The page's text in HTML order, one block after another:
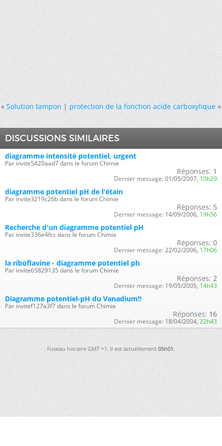
« Solution tampon|protection de la fonction acide carboxylique »
DISCUSSIONS SIMILAIRES
diagramme intensité potentiel, urgent
Par invite5420aad7 dans le forum Chimie
Réponses: 1
Dernier message: 01/05/2007, 10h29
diagramme potentiel pH de l'étain
Par invite3219c26b dans le forum Chimie
Réponses: 5
Dernier message: 14/09/2006, 19h56
Recherche d'un diagramme potentiel pH
Par invite336e4fcc dans le forum Chimie
Réponses: 0
Dernier message: 22/02/2006, 17h06
la riboflavine - diagramme potentiel ph
Par invite65829135 dans le forum Chimie
Réponses: 2
Dernier message: 19/05/2005, 14h43
Diagramme potentiel-pH du Vanadium!!
Par invitef127a3f7 dans le forum Chimie
Réponses: 16
Dernier message: 18/04/2004, 22h43
Fuseau horaire GMT +1. Il est actuellement05h01.